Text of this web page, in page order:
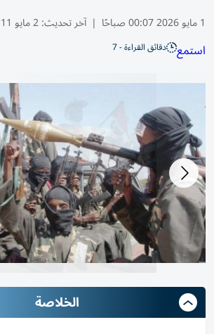
1 مايو 2026 00:07 صباحًا | آخر تحديث:2 مايو 20:11 2026
استمع دقائق القراءة - 7
الخلاصة